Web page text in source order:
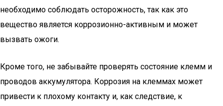
необходимо соблюдать осторожность, так как это
вещество является коррозионно-активным и может
вызвать ожоги.
Кроме того, не забывайте проверять состояние клемм и
проводов аккумулятора. Коррозия на клеммах может
привести к плохому контакту и, как следствие, к